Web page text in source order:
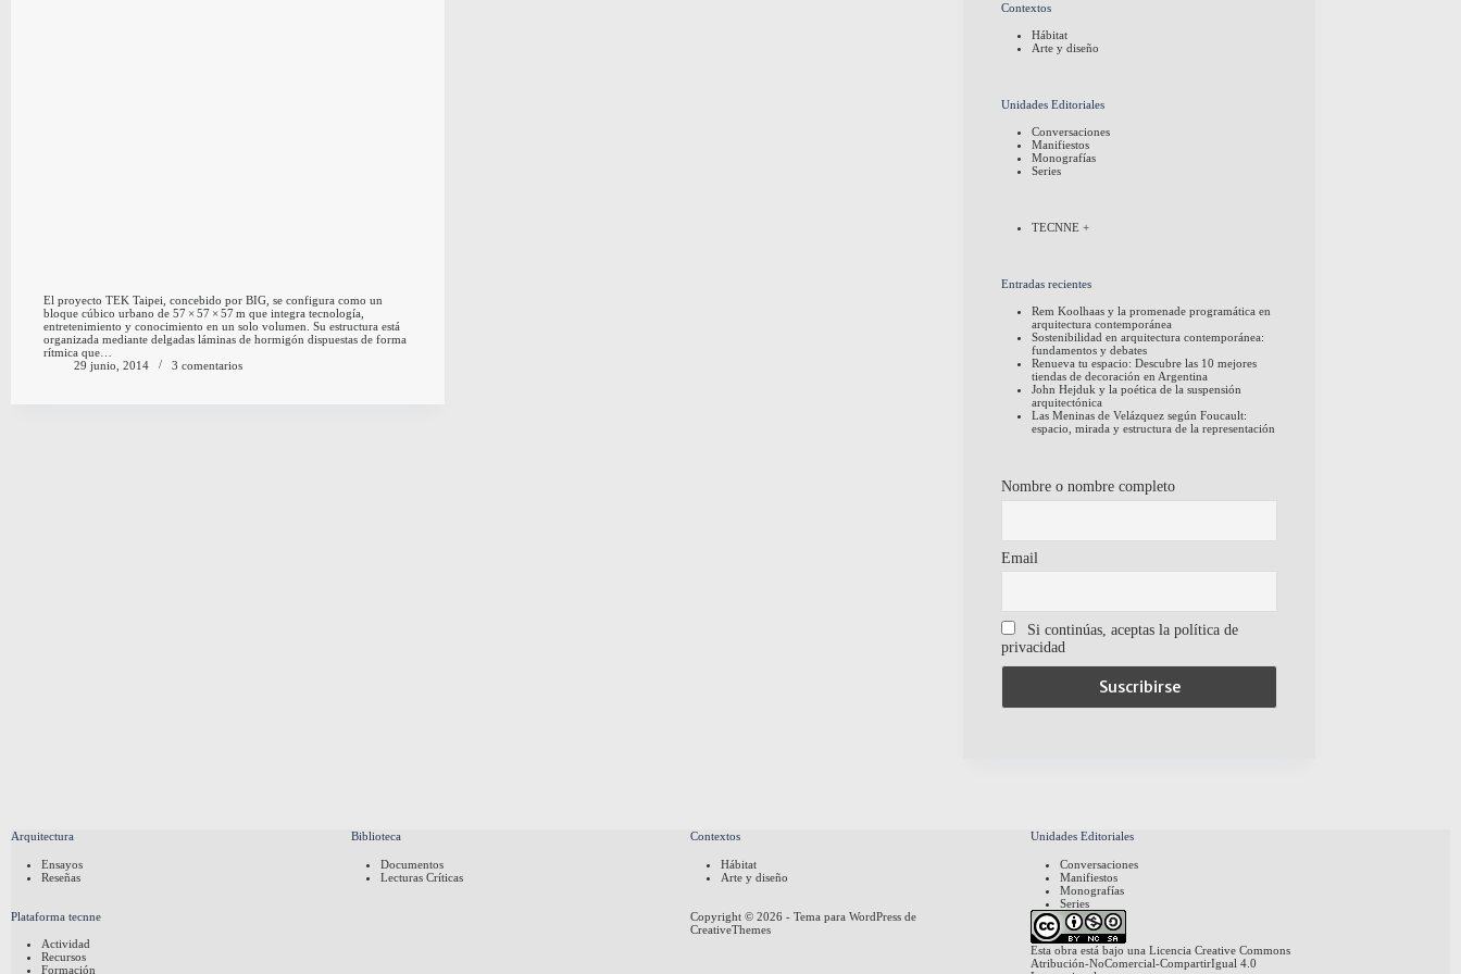
El proyecto TEK Taipei, concebido por BIG, se configura como un
bloque cúbico urbano de 57 × 57 × 57 m que integra tecnología,
entretenimiento y conocimiento en un solo volumen. Su estructura está
organizada mediante delgadas láminas de hormigón dispuestas de forma
rítmica que…
29 junio, 2014
3 comentarios
Contextos
Hábitat
Arte y diseño
Unidades Editoriales
Conversaciones
Manifiestos
Monografías
Series
TECNNE +
Entradas recientes
Rem Koolhaas y la promenade programática en
arquitectura contemporánea
Sostenibilidad en arquitectura contemporánea:
fundamentos y debates
Renueva tu espacio: Descubre las 10 mejores
tiendas de decoración en Argentina
John Hejduk y la poética de la suspensión
arquitectónica
Las Meninas de Velázquez según Foucault:
espacio, mirada y estructura de la representación
Nombre o nombre completo
Email
Si continúas, aceptas la política de
privacidad
Arquitectura
Ensayos
Reseñas
Biblioteca
Documentos
Lecturas Críticas
Contextos
Hábitat
Arte y diseño
Unidades Editoriales
Conversaciones
Manifiestos
Monografías
Series
Plataforma tecnne
Actividad
Recursos
Formación
Copyright © 2026 - Tema para WordPress de
CreativeThemes
Esta obra está bajo una Licencia Creative Commons
Atribución-NoComercial-CompartirIgual 4.0